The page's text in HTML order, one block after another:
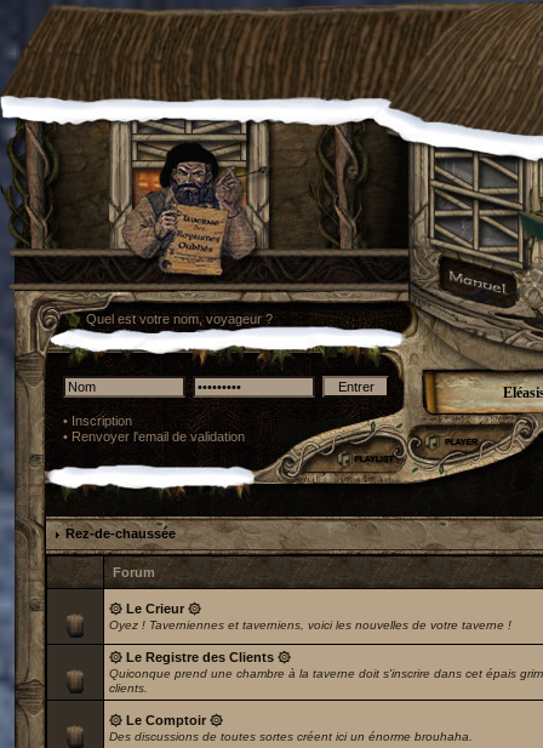
Quel est votre nom, voyageur ?
• Inscription
• Renvoyer l'email de validation
Rez-de-chaussée
Forum
۞ Le Crieur ۞
Oyez ! Taverniennes et taverniens, voici les nouvelles de votre taverne !
۞ Le Registre des Clients ۞
Quiconque prend une chambre à la taverne doit s'inscrire dans cet épais
clients.
۞ Le Comptoir ۞
Des discussions de toutes sortes créent ici un énorme brouhaha.